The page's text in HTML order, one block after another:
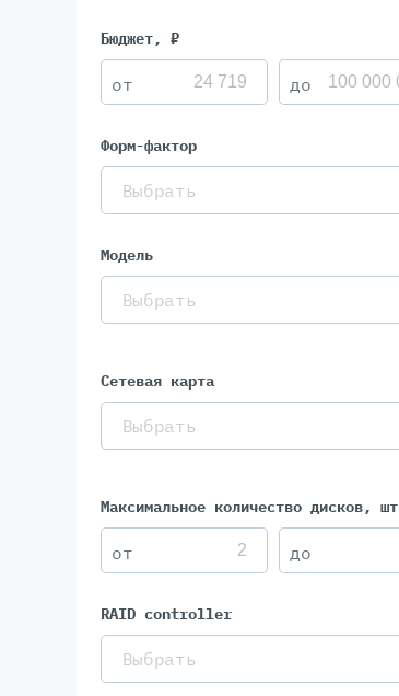
Бюджет, ₽
Форм-фактор
Выбрать
Модель
Выбрать
Сетевая карта
Выбрать
Максимальное количество дисков, шт
RAID controller
Выбрать